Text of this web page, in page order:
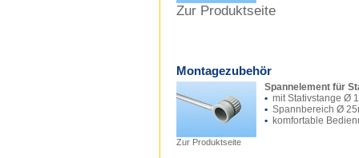
Zur Produktseite
Montagezubehör
Zur Produktseite
Spannelement für
• mit Stativstange Ø
• Spannbereich Ø
• komfortable